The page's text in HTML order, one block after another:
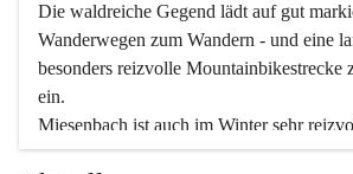
Die waldreiche Gegend lädt auf gut
Wanderwegen zum Wandern - und eine
besonders reizvolle Mountainbikestrecke
ein.
Miesenbach ist auch im Winter sehr
Eisstockschießen gibt es auf dem nahe